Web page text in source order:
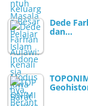
Dede
dan…